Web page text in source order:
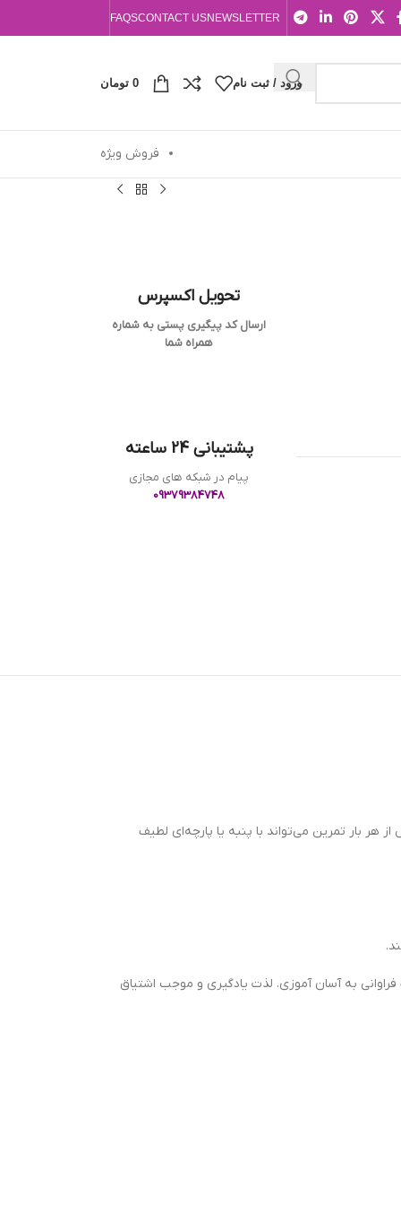
NEWSLETTER
CONTACT US
FAQS
ورود / ثبت نام 0 تومان
فروش ویژه
تحویل اکسپرس
ارسال کد پیگیری پستی به شماره
همراه شما
پشتیبانی 24 ساعته
پیام در شبکه های مجازی
09379384748
هر بار تمرين می‌تواند با پنبه يا پارچه‌ای لطيف
به آسان آموزی. لذت یادگیری و موجب اشتیاق